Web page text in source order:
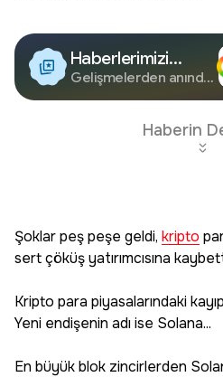
Haberlerimizi
Google'da Takip
Edin
Gelişmelerden anında
Haberin
Şoklar peş peşe geldi, kripto
sert çöküş yatırımcısına
Kripto para piyasalarındaki
Yeni endişenin adı ise Solana...
En büyük blok zincirlerden